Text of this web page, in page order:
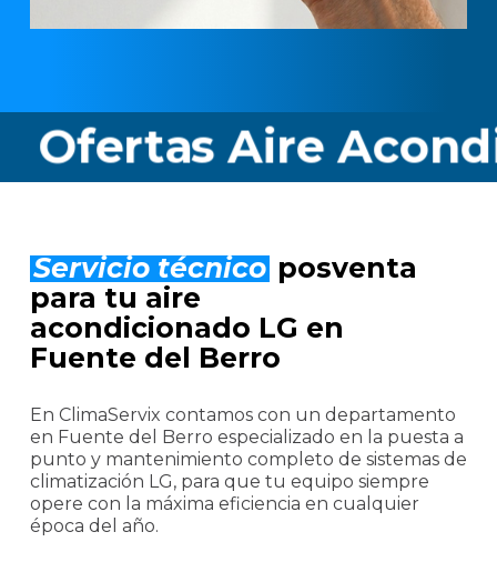
Aire
Servicio técnico posventa
para tu aire
acondicionado LG en
Fuente del Berro
En ClimaServix contamos con un departamento
en Fuente del Berro especializado en la puesta a
punto y mantenimiento completo de sistemas de
climatización LG, para que tu equipo siempre
opere con la máxima eficiencia en cualquier
época del año.